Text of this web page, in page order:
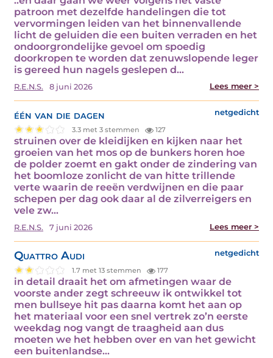
patroon met dezelfde handelingen die tot
vervormingen leiden van het binnenvallende
licht de geluiden die een buiten verraden en het
ondoorgrondelijke gevoel om spoedig
doorkropen te worden dat zenuwslopende leger
is gereed hun nagels geslepen d...
R.E.N.S. 8 juni 2026 Lees meer >
één van die dagen netgedicht
3.3 met 3 stemmen 127
struinen over de kleidijken en kijken naar het
groeien van het mos op de bunkers horen hoe
de polder zoemt en gakt onder de zindering van
het boomloze zonlicht de van hitte trillende
verte waarin de reeën verdwijnen en die paar
schepen per dag ook daar al de zilverreigers en
vele zw...
R.E.N.S. 7 juni 2026 Lees meer >
Quattro Audi netgedicht
1.7 met 13 stemmen 177
in detail draait het om afmetingen waar de
voorste ander zegt schreeuw ik ontwikkel tot
men bullseye hit pas daarna komt het aan op
het materiaal voor een snel vertrek zo’n eerste
weekdag nog vangt de traagheid aan dus
moeten we het hebben over en van het gewicht
een buitenlandse...